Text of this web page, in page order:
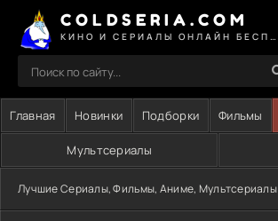
COLDSERIA.COM
Главная Новинки Подборки Фильмы
Мультсериалы
Лучшие Сериалы, Фильмы, Аниме, Мультсериалы